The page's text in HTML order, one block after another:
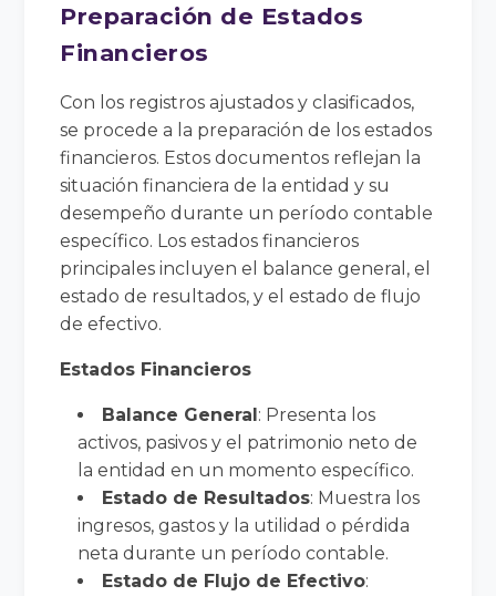
Preparación de Estados
Financieros
Con los registros ajustados y clasificados,
se procede a la preparación de los estados
financieros. Estos documentos reflejan la
situación financiera de la entidad y su
desempeño durante un período contable
específico. Los estados financieros
principales incluyen el balance general, el
estado de resultados, y el estado de flujo
de efectivo.
Estados Financieros
Balance General: Presenta los
activos, pasivos y el patrimonio neto de
la entidad en un momento específico.
Estado de Resultados: Muestra los
ingresos, gastos y la utilidad o pérdida
neta durante un período contable.
Estado de Flujo de Efectivo: